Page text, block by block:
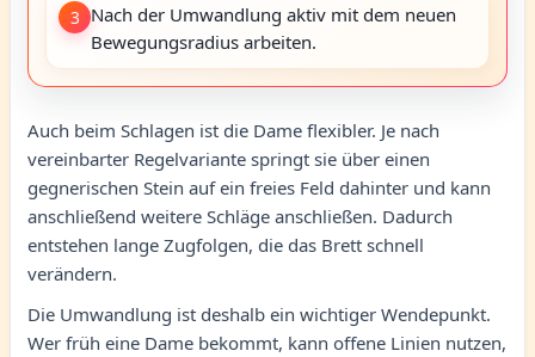
3 Nach der Umwandlung aktiv mit dem neuen
Bewegungsradius arbeiten.
Auch beim Schlagen ist die Dame flexibler. Je nach
vereinbarter Regelvariante springt sie über einen
gegnerischen Stein auf ein freies Feld dahinter und kann
anschließend weitere Schläge anschließen. Dadurch
entstehen lange Zugfolgen, die das Brett schnell
verändern.
Die Umwandlung ist deshalb ein wichtiger Wendepunkt.
Wer früh eine Dame bekommt, kann offene Linien nutzen,